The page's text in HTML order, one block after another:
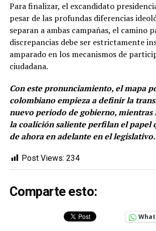
Para finalizar, el excandidato
pesar de las profundas diferencias
separan a ambas campañas, el camino
discrepancias debe ser estrictamente
amparado en los mecanismos de
ciudadana.
Con este pronunciamiento, el mapa
colombiano empieza a definir la
nuevo periodo de gobierno, mientras
la coalición saliente perfilan el papel
de ahora en adelante en el legislativo.
Post Views: 234
Comparte esto: